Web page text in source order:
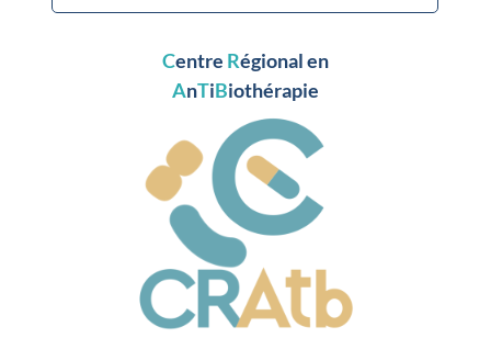
Centre Régional en
AnTiBiothérapie